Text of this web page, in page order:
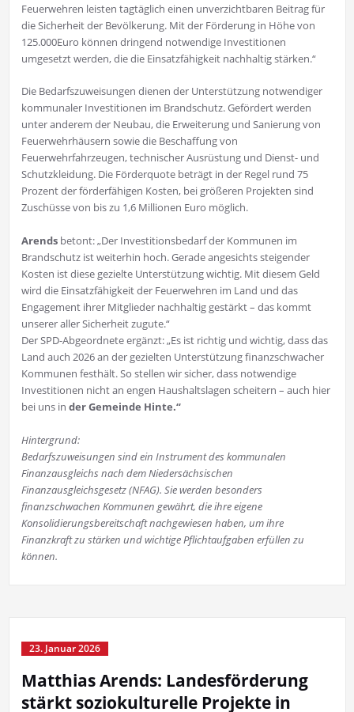
Feuerwehren leisten tagtäglich einen unverzichtbaren Beitrag für
die Sicherheit der Bevölkerung. Mit der Förderung in Höhe von
125.000Euro können dringend notwendige Investitionen
umgesetzt werden, die die Einsatzfähigkeit nachhaltig stärken.“
Die Bedarfszuweisungen dienen der Unterstützung notwendiger
kommunaler Investitionen im Brandschutz. Gefördert werden
unter anderem der Neubau, die Erweiterung und Sanierung von
Feuerwehrhäusern sowie die Beschaffung von
Feuerwehrfahrzeugen, technischer Ausrüstung und Dienst- und
Schutzkleidung. Die Förderquote beträgt in der Regel rund 75
Prozent der förderfähigen Kosten, bei größeren Projekten sind
Zuschüsse von bis zu 1,6 Millionen Euro möglich.
Arendsbetont: „Der Investitionsbedarf der Kommunen im
Brandschutz ist weiterhin hoch. Gerade angesichts steigender
Kosten ist diese gezielte Unterstützung wichtig. Mit diesem Geld
wird die Einsatzfähigkeit der Feuerwehren im Land und das
Engagement ihrer Mitglieder nachhaltig gestärkt – das kommt
unserer aller Sicherheit zugute.“
Der SPD-Abgeordnete ergänzt: „Es ist richtig und wichtig, dass das
Land auch 2026 an der gezielten Unterstützung finanzschwacher
Kommunen festhält. So stellen wir sicher, dass notwendige
Investitionen nicht an engen Haushaltslagen scheitern – auch hier
bei uns in der Gemeinde Hinte.“
Hintergrund:
Bedarfszuweisungen sind ein Instrument des kommunalen
Finanzausgleichs nach dem Niedersächsischen
Finanzausgleichsgesetz (NFAG). Sie werden besonders
finanzschwachen Kommunen gewährt, die ihre eigene
Konsolidierungsbereitschaft nachgewiesen haben, um ihre
Finanzkraft zu stärken und wichtige Pflichtaufgaben erfüllen zu
können.
23. Januar 2026
Matthias Arends: Landesförderung
stärkt soziokulturelle Projekte in